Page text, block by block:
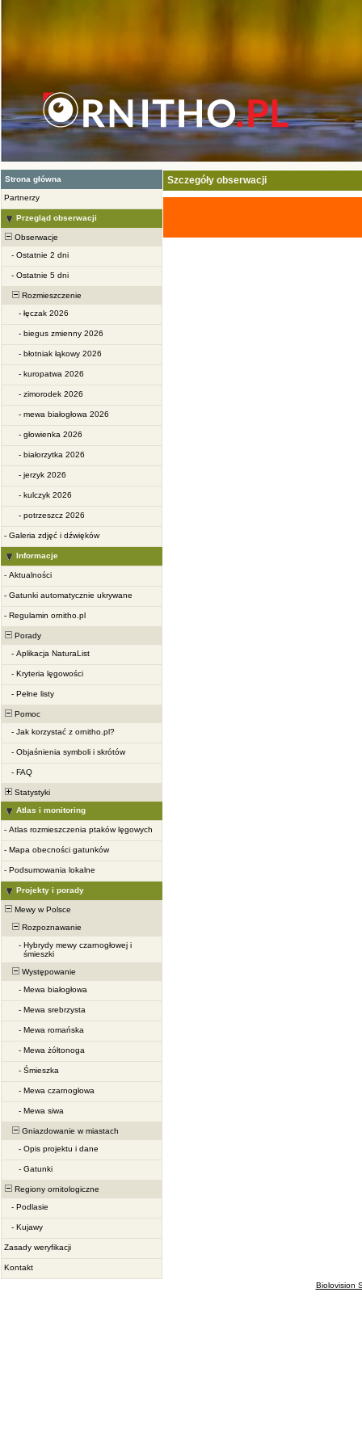
Strona główna
Partnerzy
Przegląd obserwacji
Obserwacje
- Ostatnie 2 dni
- Ostatnie 5 dni
Rozmieszczenie
- łęczak 2026
- biegus zmienny 2026
- błotniak łąkowy 2026
- kuropatwa 2026
- zimorodek 2026
- mewa białogłowa 2026
- głowienka 2026
- białorzytka 2026
- jerzyk 2026
- kulczyk 2026
- potrzeszcz 2026
- Galeria zdjęć i dźwięków
Informacje
- Aktualności
- Gatunki automatycznie ukrywane
- Regulamin ornitho.pl
Porady
- Aplikacja NaturaList
- Kryteria lęgowości
- Pełne listy
Pomoc
- Jak korzystać z ornitho.pl?
- Objaśnienia symboli i skrótów
- FAQ
Statystyki
Atlas i monitoring
- Atlas rozmieszczenia ptaków lęgowych
- Mapa obecności gatunków
- Podsumowania lokalne
Projekty i porady
Mewy w Polsce
Rozpoznawanie
- Hybrydy mewy czarnogłowej i
śmieszki
Występowanie
- Mewa białogłowa
- Mewa srebrzysta
- Mewa romańska
- Mewa żółtonoga
- Śmieszka
- Mewa czarnogłowa
- Mewa siwa
Gniazdowanie w miastach
- Opis projektu i dane
- Gatunki
Regiony ornitologiczne
- Podlasie
- Kujawy
Zasady weryfikacji
Kontakt
Szczegóły obserwacji
Biolovision